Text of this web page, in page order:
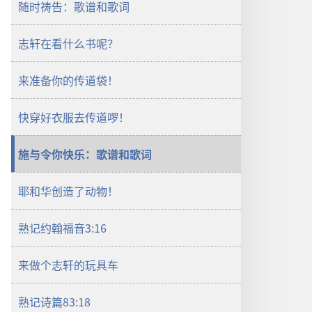
耶
和
的
友
戏
随时祷告：歌谱和歌词
志轩在看什么书呢？
来准备你的传道袋！
快穿好衣服去传道啰！
施与令你快乐：歌谱和歌词
耶和华创造了动物！
熟记约翰福音3:16
来做个志轩的玩具车
熟记诗篇83:18